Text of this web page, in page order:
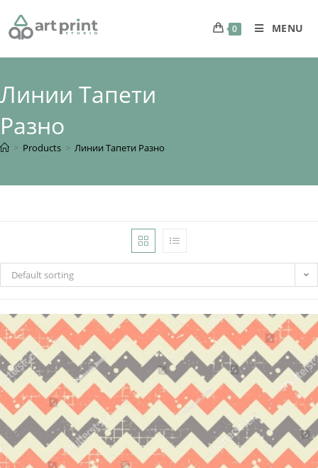
0 MENU
Линии Тапети
Разно
> Products > Линии Тапети Разно
Default sorting